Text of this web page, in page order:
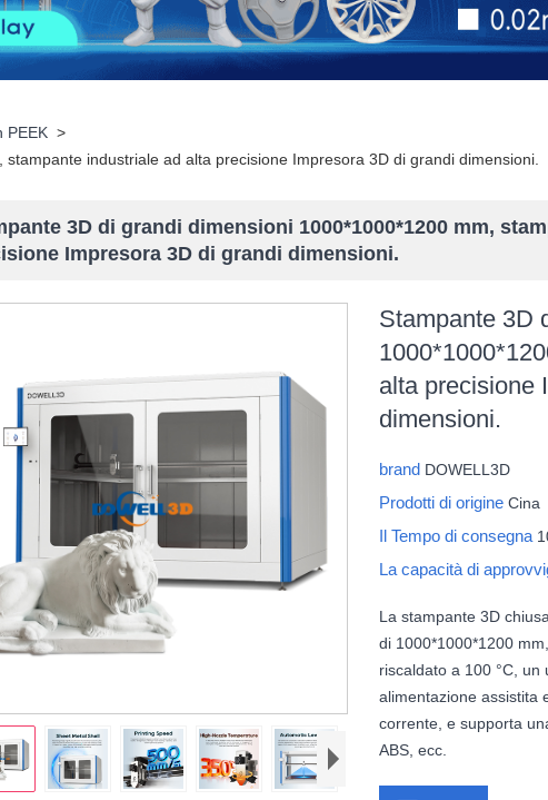
PEEK >
industriale ad alta precisione Impresora 3D di grandi dimensioni.
3D di grandi dimensioni 1000*1000*1200 mm,
Impresora 3D di grandi dimensioni.
Stampante 3D
alta precisione
dimensioni.
brand DOWELL3D
Prodotti di origineCina
Il Tempo di consegna
La capacità di
La stampante 3D
di 1000*1000*1200
riscaldato a 100 °C, un
alimentazione assistita
corrente, e supporta
ABS, ecc.